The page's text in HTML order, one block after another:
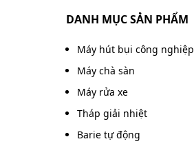
DANH MỤC SẢN PHẨM
Máy hút bụi công nghiệp
Máy chà sàn
Máy rửa xe
Tháp giải nhiệt
Barie tự động